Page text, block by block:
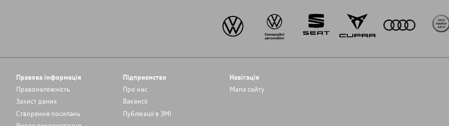
Правова інформація
Правоналежність
Захист даних
Cтворення посилань
Підприємство
Про нас
Вакансії
Публікації в ЗМІ
Навігація
Мапа сайту